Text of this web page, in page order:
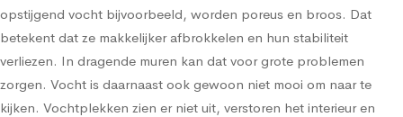
opstijgend vocht bijvoorbeeld, worden poreus en broos. Dat
betekent dat ze makkelijker afbrokkelen en hun stabiliteit
verliezen. In dragende muren kan dat voor grote problemen
zorgen. Vocht is daarnaast ook gewoon niet mooi om naar te
kijken. Vochtplekken zien er niet uit, verstoren het interieur en